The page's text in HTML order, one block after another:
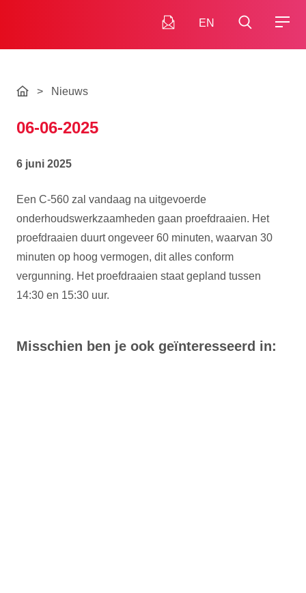
EN
> Nieuws
06-06-2025
6 juni 2025
Een C-560 zal vandaag na uitgevoerde
onderhoudswerkzaamheden gaan proefdraaien. Het
proefdraaien duurt ongeveer 60 minuten, waarvan 30
minuten op hoog vermogen, dit alles conform
vergunning. Het proefdraaien staat gepland tussen
14:30 en 15:30 uur.
Misschien ben je ook geïnteresseerd in: